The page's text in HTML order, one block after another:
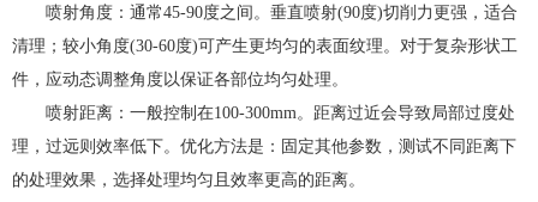
喷射角度：通常45-90度之间。垂直喷射(90度)切削力更强，适合
清理；较小角度(30-60度)可产生更均匀的表面纹理。对于复杂形状工
件，应动态调整角度以保证各部位均匀处理。
喷射距离：一般控制在100-300mm。距离过近会导致局部过度处
理，过远则效率低下。优化方法是：固定其他参数，测试不同距离下
的处理效果，选择处理均匀且效率更高的距离。